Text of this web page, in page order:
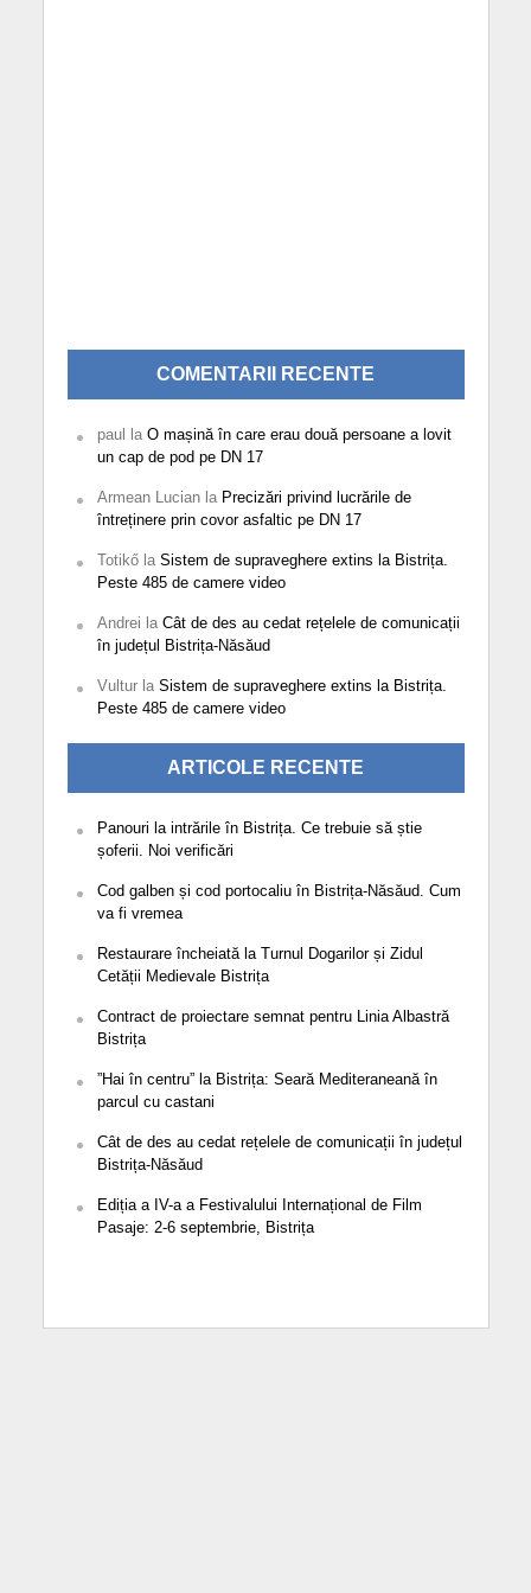
COMENTARII RECENTE
paul la O mașină în care erau două persoane a lovit
un cap de pod pe DN 17
Armean Lucianla Precizări privind lucrările de
întreținere prin covor asfaltic pe DN 17
Totikőla Sistem de supraveghere extins la Bistrița.
Peste 485 de camere video
Andrei la Cât de des au cedat rețelele de comunicații
în județul Bistrița-Năsăud
Vulturla Sistem de supraveghere extins la Bistrița.
Peste 485 de camere video
ARTICOLE RECENTE
Panouri la intrările în Bistrița. Ce trebuie să știe
șoferii. Noi verificări
Cod galben și cod portocaliu în Bistrița-Năsăud. Cum
va fi vremea
Restaurare încheiată la Turnul Dogarilor și Zidul
Cetății Medievale Bistrița
Contract de proiectare semnat pentru Linia Albastră
Bistrița
”Hai în centru” la Bistrița: Seară Mediteraneană în
parcul cu castani
Cât de des au cedat rețelele de comunicații în județul
Bistrița-Năsăud
Ediția a IV-a a Festivalului Internațional de Film
Pasaje: 2-6 septembrie, Bistrița